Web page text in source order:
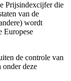
Prijsindexcijfer die
van de
wordt
Europese
de controle van
onder deze